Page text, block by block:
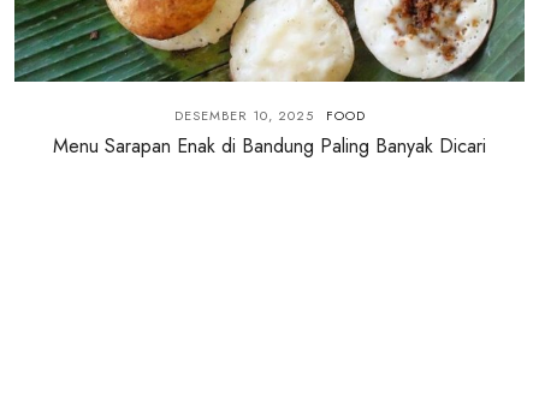
DESEMBER 10, 2025 FOOD
Menu Sarapan Enak di Bandung Paling Banyak Dicari